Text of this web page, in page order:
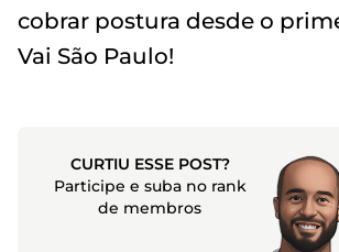
cobrar postura desde o
Vai São Paulo!
CURTIU ESSE POST?
Participe e suba no rank
de membros